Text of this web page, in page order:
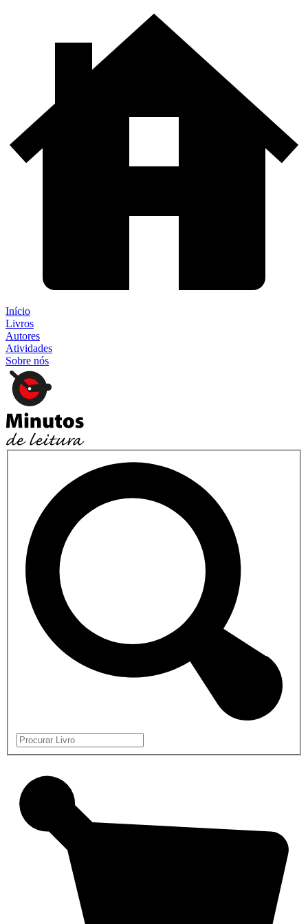
Início
Livros
Autores
Atividades
Sobre nós